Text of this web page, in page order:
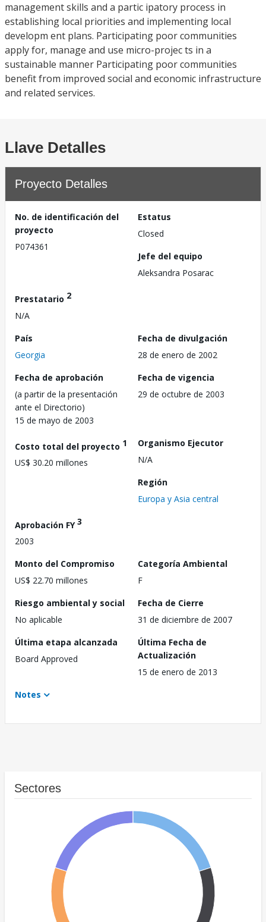
management skills and a partic ipatory process in
establishing local priorities and implementing local
developm ent plans. Participating poor communities
apply for, manage and use micro-projec ts in a
sustainable manner Participating poor communities
benefit from improved social and economic infrastructure
and related services.
Llave Detalles
Proyecto Detalles
No. de identificación del
proyecto
P074361
Estatus
Closed
Jefe del equipo
Aleksandra Posarac
Prestatario 2
N/A
País
Georgia
Fecha de divulgación
28 de enero de 2002
Fecha de aprobación
(a partir de la presentación
ante el Directorio)
15 de mayo de 2003
Fecha de vigencia
29 de octubre de 2003
Costo total del proyecto 1
US$ 30.20 millones
Organismo Ejecutor
N/A
Región
Europa y Asia central
Aprobación FY3
2003
Monto del Compromiso
US$ 22.70 millones
Categoría Ambiental
F
Riesgo ambiental y social
No aplicable
Fecha de Cierre
31 de diciembre de 2007
Última etapa alcanzada
Board Approved
Última Fecha de
Actualización
15 de enero de 2013
Notes
Sectores